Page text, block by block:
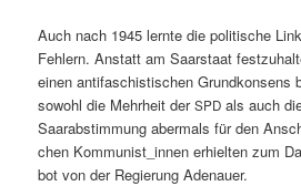
Auch nach 1945 lernte die poli­tis­che
Fehlern. Anstatt am Saarstaat
einen antifaschis­tis­chen Grund­kon­sens
sowohl die Mehrheit derSPD als auch
Saarab­stim­mung aber­mals für den
chen Kommunist_innen erhiel­ten zum
bot von der Regierung Adenauer.